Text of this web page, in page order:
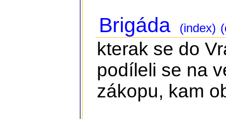
Brigáda (index)
kterak se do
podíleli se na
zákopu, kam